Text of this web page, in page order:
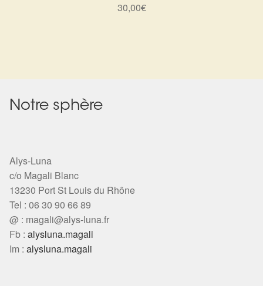
30,00€
Notre sphère
Alys-Luna
c/o Magali Blanc
13230 Port St Louis du Rhône
Tel : 06 30 90 66 89
@ : magali@alys-luna.fr
Fb : alysluna.magali
Im : alysluna.magali